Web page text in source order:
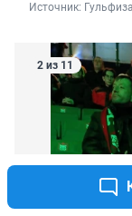
Источник:
2 из 11